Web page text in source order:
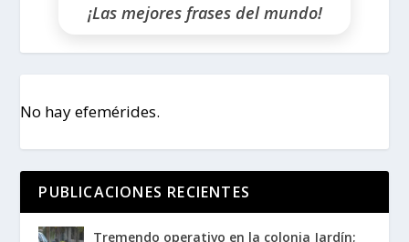
¡Las mejores frases del mundo!
No hay efemérides.
PUBLICACIONES RECIENTES
Tremendo operativo en la colonia Jardín;